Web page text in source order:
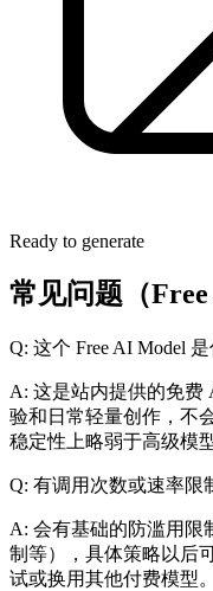
Ready to generate
常见问题（Free
Q: 这个 Free AI Model 是
A: 这是站内提供的免费
验和日常轻量创作，不
稳定性上略弱于高级模型
Q: 有调用次数或速率限
A: 会有基础的防滥用限
制等），具体策略以后
试或换用其他付费模型。